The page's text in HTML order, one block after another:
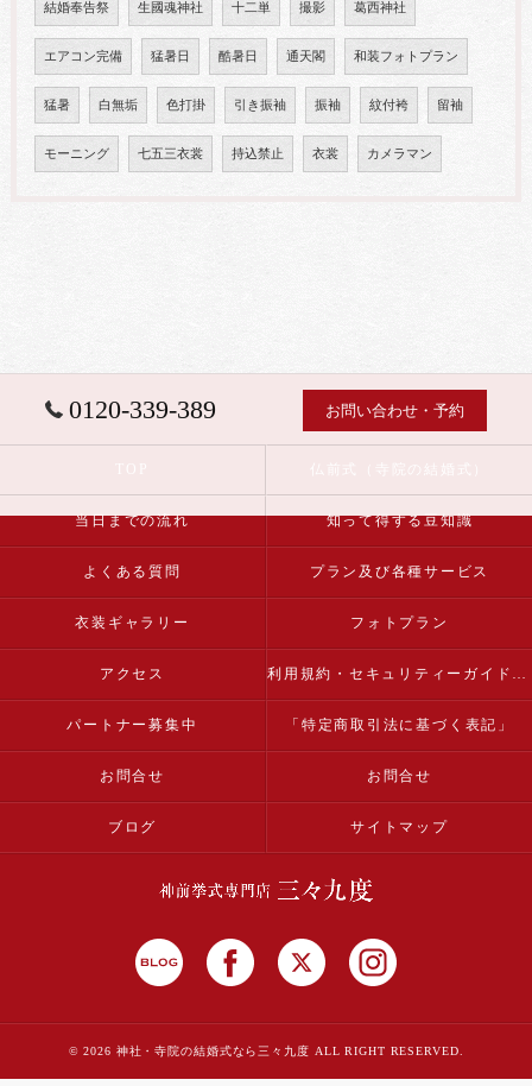
結婚奉告祭 生國魂神社 十二単 撮影 葛西神社
エアコン完備 猛暑日 酷暑日 通天閣 和装フォトプラン
猛暑 白無垢 色打掛 引き振袖 振袖 紋付袴 留袖
モーニング 七五三衣裳 持込禁止 衣裳 カメラマン
0120-339-389 お問い合わせ・予約
当日までの流れ 知って得する豆知識
よくある質問 プラン及び各種サービス
衣装ギャラリー フォトプラン
アクセス 利用規約・セキュリティーガイドライン
パートナー募集中 「特定商取引法に基づく表記」
お問合せ お問合せ
ブログ サイトマップ
© 2026 神社・寺院の結婚式なら三々九度 ALL RIGHT RESERVED.